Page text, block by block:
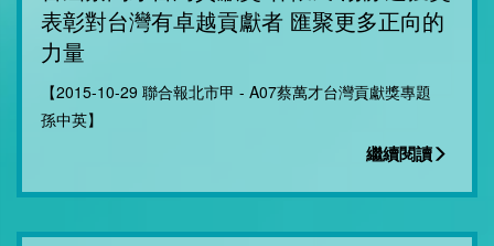
表彰對台灣有卓越貢獻者 匯聚更多正向的
力量
【2015-10-29 聯合報北市甲 - A07蔡萬才台灣貢獻獎專題
孫中英】
繼續閱讀